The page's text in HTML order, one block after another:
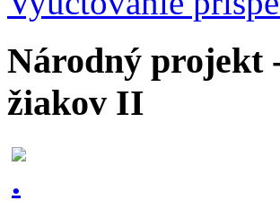
Národný projekt
žiakov II